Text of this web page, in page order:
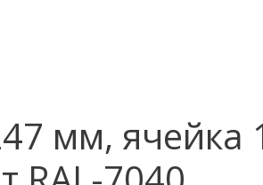
мм, ячейка